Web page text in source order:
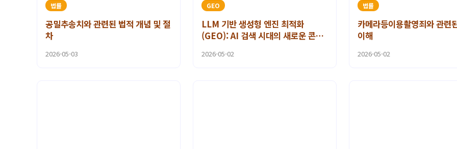
법률
공밀추송치와 관련된 법적 개념 및 절
차
2026-05-03
GEO
LLM 기반 생성형 엔진 최적화
(GEO): AI 검색 시대의 새로운 콘텐
2026-05-02
법률
카메라등이용촬영죄와 관련
이해
2026-05-02